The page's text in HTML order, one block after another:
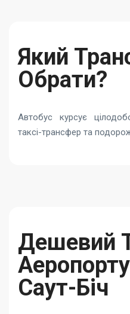
Який
Обрати?
Автобус курсує
таксі-трансфер та
Дешевий
Саут-Біч